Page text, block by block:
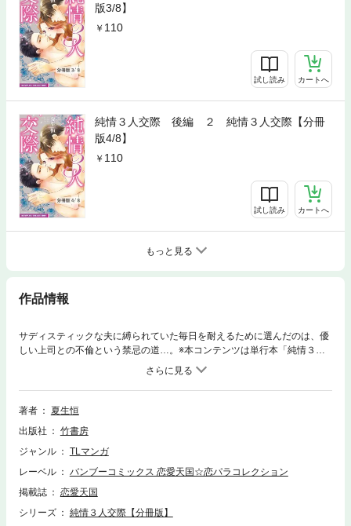
版3/8】
110
試し読み カートへ
純情３人交際 後編 ２ 純情３人交際【分冊
版4/8】
110
試し読み カートへ
もっと見る
作品情報
サディスティックな夫に縛られていた毎日を耐えるために選んだのは、優
しい上司との不倫という禁忌の道…。※本コンテンツは単行本「純情３人
著者
夏生恒
出版社
竹書房
ジャンル
TLマンガ
レーベル
バンブーコミックス 恋愛天国☆恋パラコレクション
掲載誌
恋愛天国
シリーズ
純情３人交際【分冊版】